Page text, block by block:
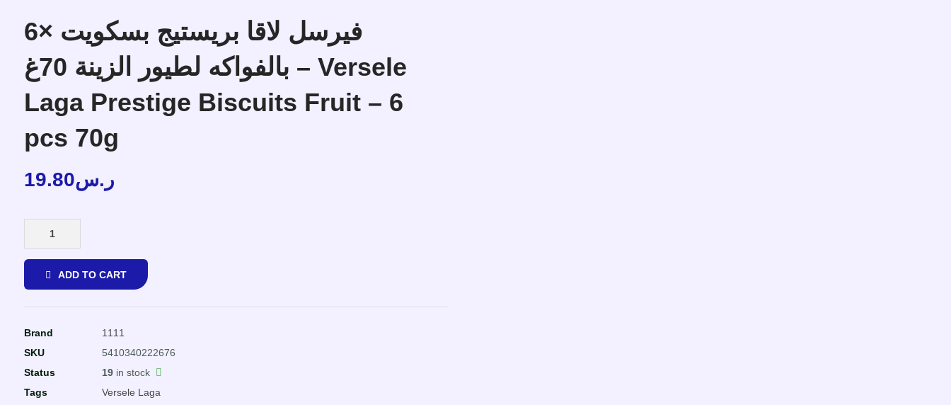
فيرسل لاقا بريستيج بسكويت ×6
بالفواكه لطيور الزينة 70غ – Versele
Laga Prestige Biscuits Fruit – 6
pcs 70g
ر.س19.80
ADD TO CART
Brand
1111
SKU
5410340222676
Status
19in stock
Tags
Versele Laga